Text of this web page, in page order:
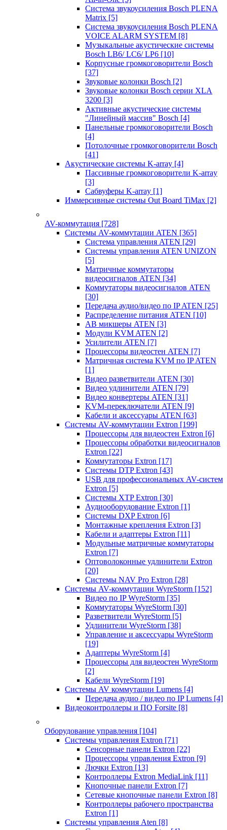
Система звукоусиления Bosch PLENA
Matrix [5]
Система звукоусиления Bosch PLENA
VOICE ALARM SYSTEM [8]
Музыкальные акустические системы
Bosch LB6/ LC6/ LP6 [10]
Корпусные громкоговорители Bosch
[37]
Звуковые колонки Bosch [2]
Звуковые колонки Bosch серии XLA
3200 [3]
Активные акустические системы
"Линейный массив" Bosch [4]
Панельные громкоговорители Bosch
[4]
Потолочные громкоговорители Bosch
[41]
Акустические системы K-array [4]
Пассивные громкоговорители K-array
[3]
Сабвуферы K-array [1]
Иммерсивные системы Out Board TiMax [2]
AV-коммутация [728]
Системы AV-коммутации ATEN [365]
Система управления ATEN [29]
Системы управления ATEN UNIZON
[5]
Матричные коммутаторы
видеосигналов ATEN [34]
Коммутаторы видеосигналов ATEN
[30]
Передача аудио/видео по IP ATEN [25]
Распределение питания ATEN [10]
АВ микшеры ATEN [3]
Модули KVM ATEN [2]
Усилители ATEN [7]
Процессоры видеостен ATEN [7]
Матричная система KVM по IP ATEN
[1]
Видео разветвители ATEN [30]
Видео удлинители ATEN [79]
Видео конвертеры ATEN [31]
KVM-переключатели ATEN [9]
Кабели и аксессуары ATEN [63]
Системы AV-коммутации Extron [199]
Процессоры для видеостен Extron [6]
Процессоры обработки видеосигналов
Extron [22]
Коммутаторы Extron [17]
Системы DTP Extron [43]
USB для профессиональных AV-систем
Extron [5]
Системы XTP Extron [30]
Аудиооборудование Extron [1]
Системы DXP Extron [6]
Монтажные крепления Extron [3]
Кабели и адаптеры Extron [11]
Модульные матричные коммутаторы
Extron [7]
Оптоволоконные удлинители Extron
[20]
Системы NAV Pro Extron [28]
Системы AV-коммутации WyreStorm [152]
Видео по IP WyreStorm [35]
Коммутаторы WyreStorm [30]
Разветвители WyreStorm [5]
Удлинители WyreStorm [38]
Управление и аксессуары WyreStorm
[19]
Адаптеры WyreStorm [4]
Процессоры для видеостен WyreStorm
[2]
Кабели WyreStorm [19]
Системы AV коммутации Lumens [4]
Передача аудио / видео по IP Lumens [4]
Видеоконтроллеры и ПО Forsite [8]
Оборудование управления [104]
Системы управления Extron [71]
Сенсорные панели Extron [22]
Процессоры управления Extron [9]
Лючки Extron [13]
Контроллеры Extron MediaLink [11]
Кнопочные панели Extron [7]
Сетевые кнопочные панели Extron [8]
Контроллеры рабочего пространства
Extron [1]
Системы управления Aten [8]